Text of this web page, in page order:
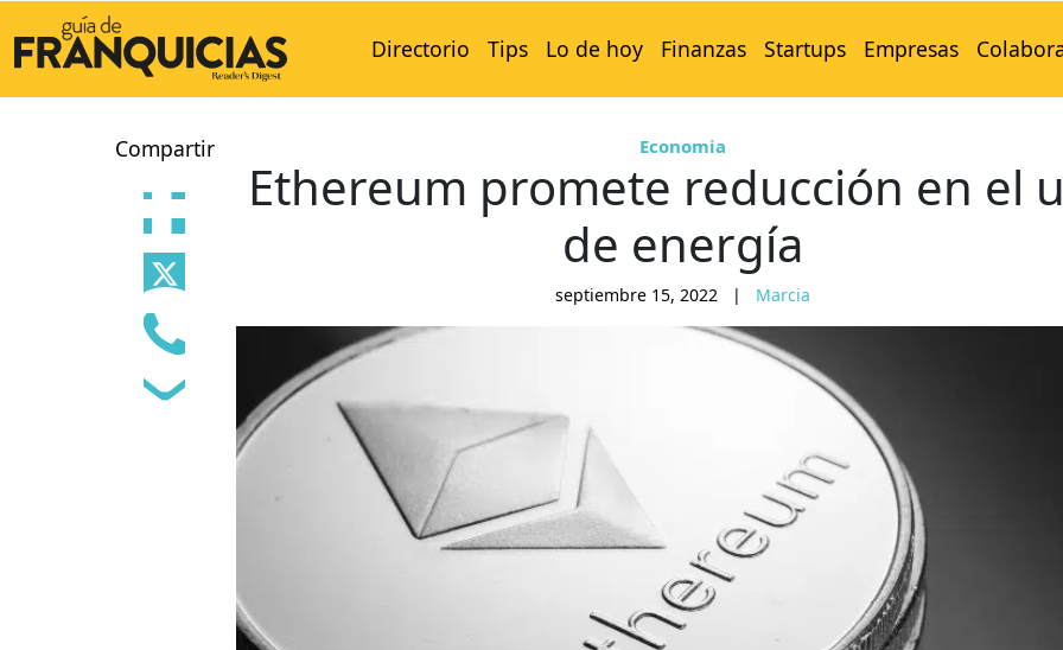
Directorio Tips Lo de hoy Finanzas Startups Empresas
Compartir Economia
Ethereum promete reducción en el
de energía
septiembre 15, 2022 | Marcia